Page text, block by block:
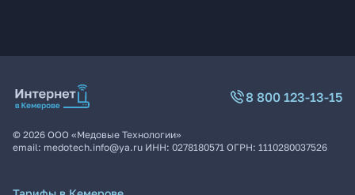
8 800 123-13-15
© 2026 ООО «Медовые Технологии»
email: medotech.info@ya.ru ИНН: 0278180571 ОГРН: 1110280037526